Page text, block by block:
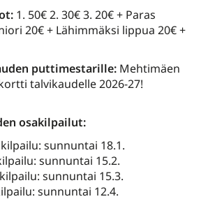
1. 50€ 2. 30€ 3. 20€ + Paras
20€ + Lähimmäksi lippua 20€ +
puttimestarille: Mehtimäen
talvikaudelle 2026-27!
osakilpailut:
sunnuntai 18.1.
sunnuntai 15.2.
sunnuntai 15.3.
sunnuntai 12.4.